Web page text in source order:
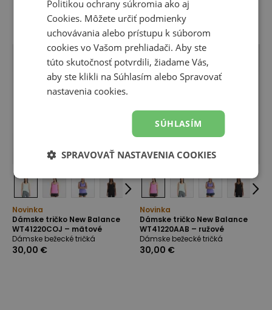
Novinka
Dámske tričko New Balance
WT41220COJ – mätové
Dámske bežecké tričká
30,00 €
Novinka
Dámske tričko New Balance
WT41220AAB – ružové
Dámske bežecké tričká
30,00 €
Politikou ochrany súkromia ako aj
Cookies. Môžete určiť podmienky
uchovávania alebo prístupu k súborom
cookies vo Vašom prehliadači. Aby ste
túto skutočnosť potvrdili, žiadame Vás,
aby ste klikli na Súhlasím alebo Spravovať
nastavenia cookies.
SÚHLASÍM
SPRAVOVAŤ NASTAVENIA COOKIES